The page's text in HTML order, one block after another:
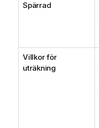
Spärrad
Villkor för
uträkning